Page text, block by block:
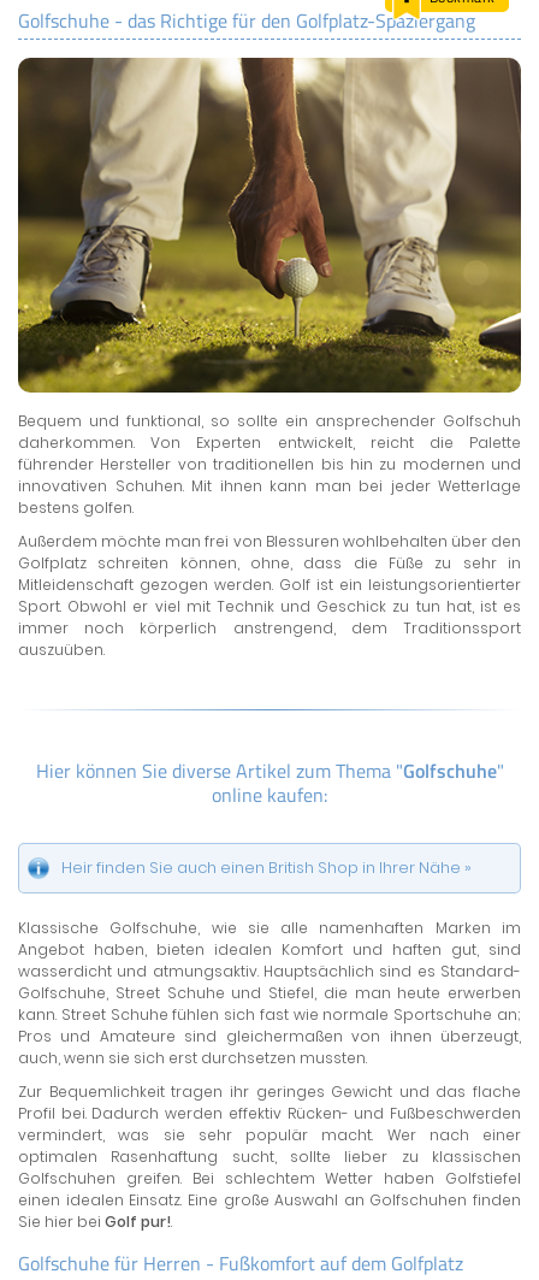
LAND & LEUTE
LERNCENTER
ENGLISCH
ENGLAND ZUHAUSE
BRITISH SHOP
Golfschuhe - das Richtige für den Golfplatz-Spaziergang
Bequem und funktional, so sollte ein ansprechender Golfschuh
daherkommen. Von Experten entwickelt, reicht die Palette
führender Hersteller von traditionellen bis hin zu modernen und
innovativen Schuhen. Mit ihnen kann man bei jeder Wetterlage
bestens golfen.
Außerdem möchte man frei von Blessuren wohlbehalten über den
Golfplatz schreiten können, ohne, dass die Füße zu sehr in
Mitleidenschaft gezogen werden. Golf ist ein leistungsorientierter
Sport. Obwohl er viel mit Technik und Geschick zu tun hat, ist es
immer noch körperlich anstrengend, dem Traditionssport
auszuüben.
Hier können Sie diverse Artikel zum Thema "Golfschuhe"
online kaufen:
Heir finden Sie auch einen British Shop in Ihrer Nähe »
Klassische Golfschuhe, wie sie alle namenhaften Marken im
Angebot haben, bieten idealen Komfort und haften gut, sind
wasserdicht und atmungsaktiv. Hauptsächlich sind es Standard-
Golfschuhe, Street Schuhe und Stiefel, die man heute erwerben
kann. Street Schuhe fühlen sich fast wie normale Sportschuhe an;
Pros und Amateure sind gleichermaßen von ihnen überzeugt,
auch, wenn sie sich erst durchsetzen mussten.
Zur Bequemlichkeit tragen ihr geringes Gewicht und das flache
Profil bei. Dadurch werden effektiv Rücken- und Fußbeschwerden
vermindert, was sie sehr populär macht. Wer nach einer
optimalen Rasenhaftung sucht, sollte lieber zu klassischen
Golfschuhen greifen. Bei schlechtem Wetter haben Golfstiefel
einen idealen Einsatz. Eine große Auswahl an Golfschuhen finden
Sie hier bei Golf pur!.
Golfschuhe für Herren - Fußkomfort auf dem Golfplatz